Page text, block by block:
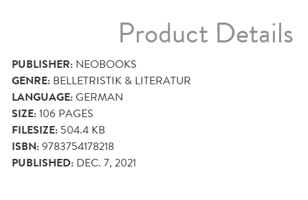
Product Details
PUBLISHER: NEOBOOKS
GENRE: BELLETRISTIK & LITERATUR
LANGUAGE:GERMAN
SIZE:106 PAGES
FILESIZE: 504.4 KB
ISBN:9783754178218
PUBLISHED: DEC. 7, 2021